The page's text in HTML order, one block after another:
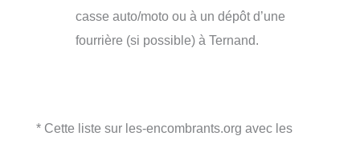
casse auto/moto ou à un dépôt d’une
fourrière (si possible) à Ternand.
* Cette liste sur les-encombrants.org avec les